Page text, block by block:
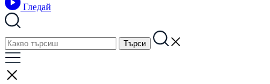
Гледай